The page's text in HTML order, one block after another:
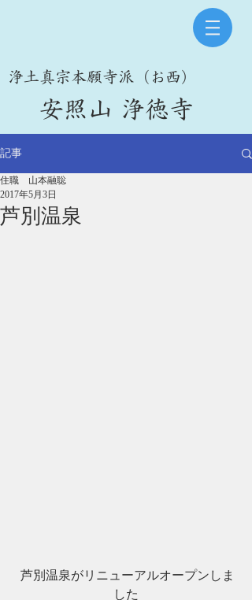
​浄土真宗本願寺派（お西）
​安照山 浄徳寺
記事
芦別温泉
住職 山本融聡
2017年5月3日
した